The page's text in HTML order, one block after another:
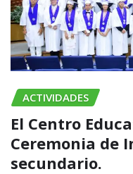
ACTIVIDADES
El Centro
Ceremonia de
secundario.